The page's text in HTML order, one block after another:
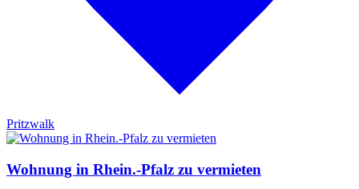
Pritzwalk
Wohnung in Rhein.-Pfalz zu vermieten